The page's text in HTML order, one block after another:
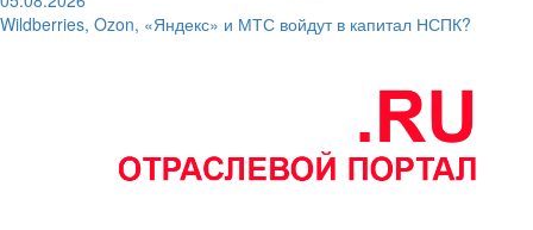
Wildberries, Ozon, «Яндекс» и МТС войдут в капитал НСПК?